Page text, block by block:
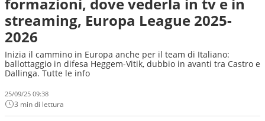
streaming, Europa League 2025-
2026
Inizia il cammino in Europa anche per il team di Italiano:
ballottaggio in difesa Heggem-Vitik, dubbio in avanti tra Castro e
Dallinga. Tutte le info
25/09/25 09:38
3 min di lettura